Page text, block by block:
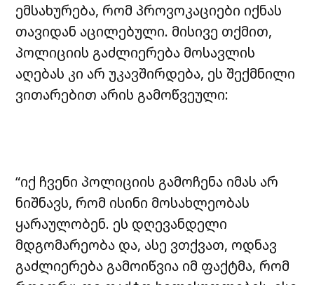
ემსახურება, რომ პროვოკაციები იქნას
თავიდან აცილებული. მისივე თქმით,
პოლიციის გაძლიერება მოსავლის
აღებას კი არ უკავშირდება, ეს შექმნილი
ვითარებით არის გამოწვეული:
“იქ ჩვენი პოლიციის გამოჩენა იმას არ
ნიშნავს, რომ ისინი მოსახლეობას
ყარაულობენ. ეს დღევანდელი
მდგომარეობა და, ასე ვთქვათ, ოდნავ
გაძლიერება გამოიწვია იმ ფაქტმა, რომ